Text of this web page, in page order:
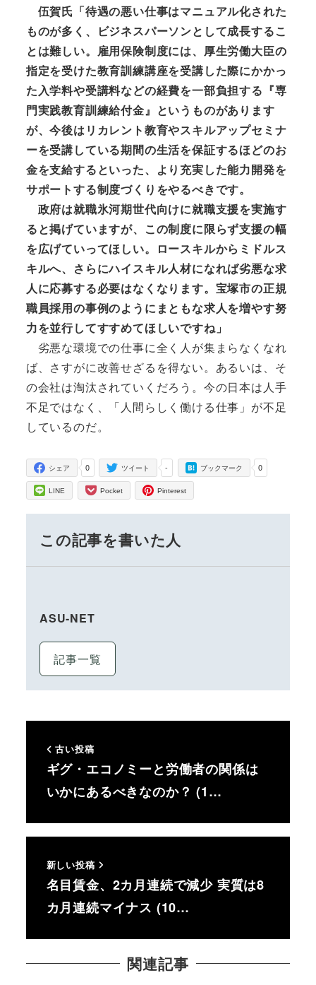
伍賀氏「待遇の悪い仕事はマニュアル化された
ものが多く、ビジネスパーソンとして成長するこ
とは難しい。雇用保険制度には、厚生労働大臣の
指定を受けた教育訓練講座を受講した際にかかっ
た入学料や受講料などの経費を一部負担する『専
門実践教育訓練給付金』というものがあります
が、今後はリカレント教育やスキルアップセミナ
ーを受講している期間の生活を保証するほどのお
金を支給するといった、より充実した能力開発を
サポートする制度づくりをやるべきです。
政府は就職氷河期世代向けに就職支援を実施す
ると掲げていますが、この制度に限らず支援の幅
を広げていってほしい。ロースキルからミドルス
キルへ、さらにハイスキル人材になれば劣悪な求
人に応募する必要はなくなります。宝塚市の正規
職員採用の事例のようにまともな求人を増やす努
力を並行してすすめてほしいですね」
劣悪な環境での仕事に全く人が集まらなくなれ
ば、さすがに改善せざるを得ない。あるいは、そ
の会社は淘汰されていくだろう。今の日本は人手
不足ではなく、「人間らしく働ける仕事」が不足
しているのだ。
0
シェア -
ツイート 0
ブックマーク
LINE Pocket Pinterest
この記事を書いた人
ASU-NET
記事一覧
古い投稿
ギグ・エコノミーと労働者の関係は
いかにあるべきなのか？ (1…
新しい投稿
名目賃金、2カ月連続で減少 実質は8
カ月連続マイナス (10…
関連記事